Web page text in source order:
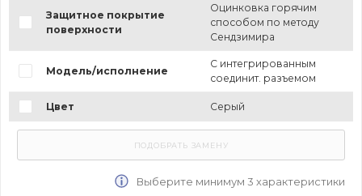
Защитное покрытие
поверхности
Оцинковка горячим
способом по методу
Сендзимира
Модель/исполнение
С интегрированным
соединит. разъемом
Цвет Серый
Выберите минимум 3 характеристики